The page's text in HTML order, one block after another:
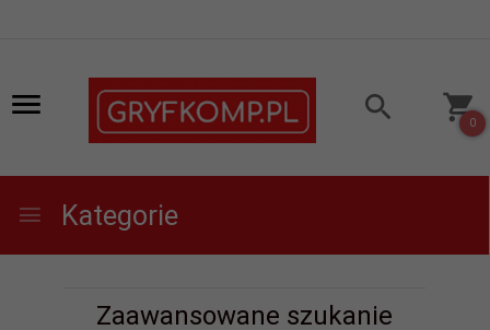
0
Kategorie
Zaawansowane szukanie